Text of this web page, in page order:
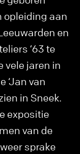
opleiding aan
en
’63 te
vele jaren in
‘Jan van
in Sneek.
expositie
van de
sprake